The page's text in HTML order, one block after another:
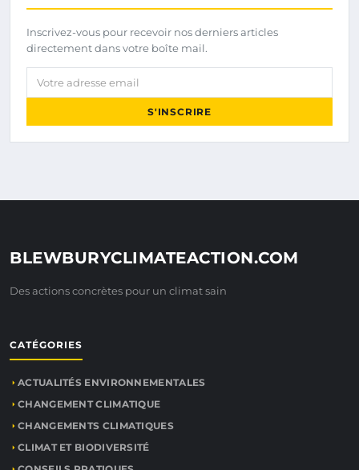
Inscrivez-vous pour recevoir nos derniers articles
directement dans votre boîte mail.
Votre adresse email
S'INSCRIRE
BLEWBURYCLIMATEACTION.COM
Des actions concrètes pour un climat sain
CATÉGORIES
ACTUALITÉS ENVIRONNEMENTALES
CHANGEMENT CLIMATIQUE
CHANGEMENTS CLIMATIQUES
CLIMAT ET BIODIVERSITÉ